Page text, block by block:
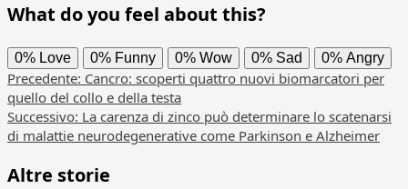
What do you feel about this?
0% Love 0% Funny 0% Wow 0% Sad 0% Angry
Navigazione
articolo
Precedente: Cancro: scoperti quattro nuovi biomarcatori per
quello del collo e della testa
Successivo: La carenza di zinco può determinare lo scatenarsi
di malattie neurodegenerative come Parkinson e Alzheimer
Altre storie